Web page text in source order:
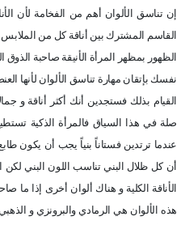
إن تناسق الألوان أهم من الفخامة لأن
القاسم المشترك بين أناقة كل من
الظهور بمظهر المرأة الأنيقة صاحبة
نفسك بإتقان مهارة تناسق الألوان لأنها
القيام بذلك فستجدين أنك أكثر أناقة و
صلة في هذا السياق فالمرأة الذكية
عندما ترتدين فستاناً بنياً يجب أن يكون
أن كل ظلال البني تناسب اللون البني
الأناقة الكلية و هناك ألوان أخرى إذا ما
هذه الألوان هي الرمادي والبرونزي و